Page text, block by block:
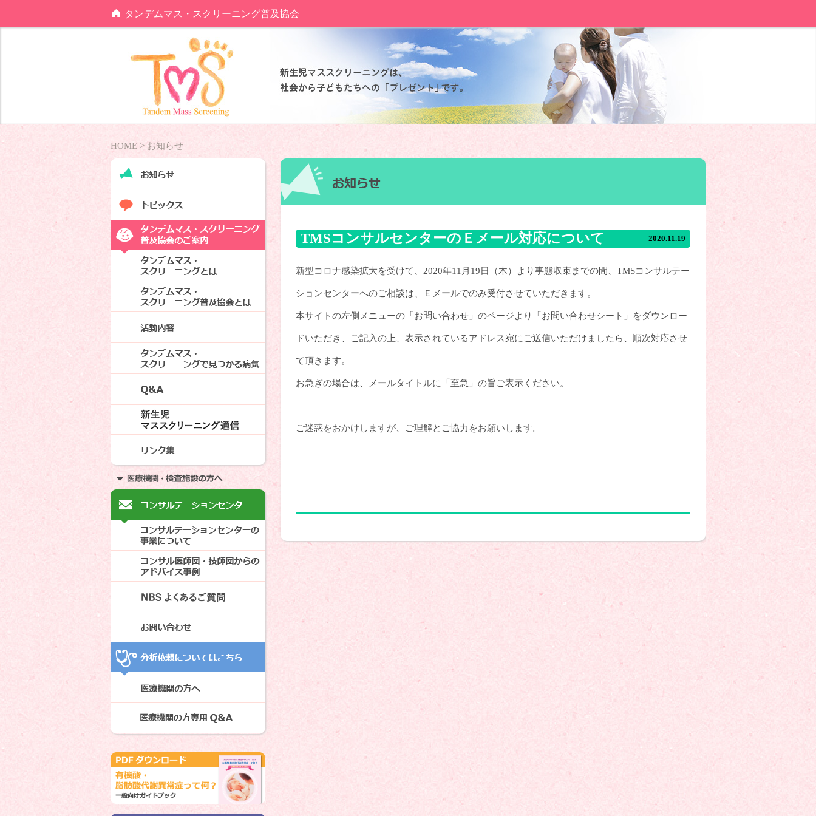
タンデムマス・スクリーニング普及協会
HOME > お知らせ
TMSコンサルセンターのＥメール対応について
2020.11.19
新型コロナ感染拡大を受けて、2020年11月19日（木）より事態収束までの間、TMSコンサルテー
ションセンターへのご相談は、Ｅメールでのみ受付させていただきます。
本サイトの左側メニューの「お問い合わせ」のページより「お問い合わせシート」をダウンロー
ドいただき、ご記入の上、表示されているアドレス宛にご送信いただけましたら、順次対応させ
て頂きます。
お急ぎの場合は、メールタイトルに「至急」の旨ご表示ください。
ご迷惑をおかけしますが、ご理解とご協力をお願いします。